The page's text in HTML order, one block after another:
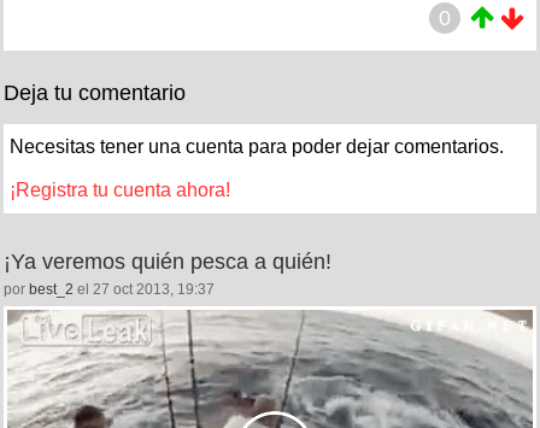
0
Deja tu comentario
Necesitas tener una cuenta para poder dejar comentarios.
¡Registra tu cuenta ahora!
¡Ya veremos quién pesca a quién!
por best_2 el 27 oct 2013, 19:37